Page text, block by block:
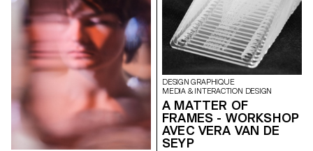
DESIGN GRAPHIQUE
MEDIA & INTERACTION DESIGN
A MATTER OF
FRAMES - WORKSHOP
AVEC VERA VAN DE
SEYP